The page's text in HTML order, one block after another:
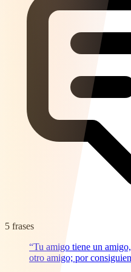
5 frases
“Tu amigo tiene un
otro amigo; por